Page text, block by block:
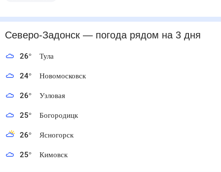
Северо-Задонск — погода рядомна 3 дня
26° Тула
24° Новомосковск
26° Узловая
25° Богородицк
26° Ясногорск
25° Кимовск